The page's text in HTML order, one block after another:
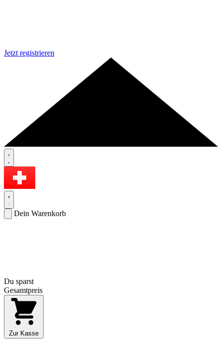
Jetzt registrieren
Dein Warenkorb
Du sparst
Gesamtpreis
Zur Kasse